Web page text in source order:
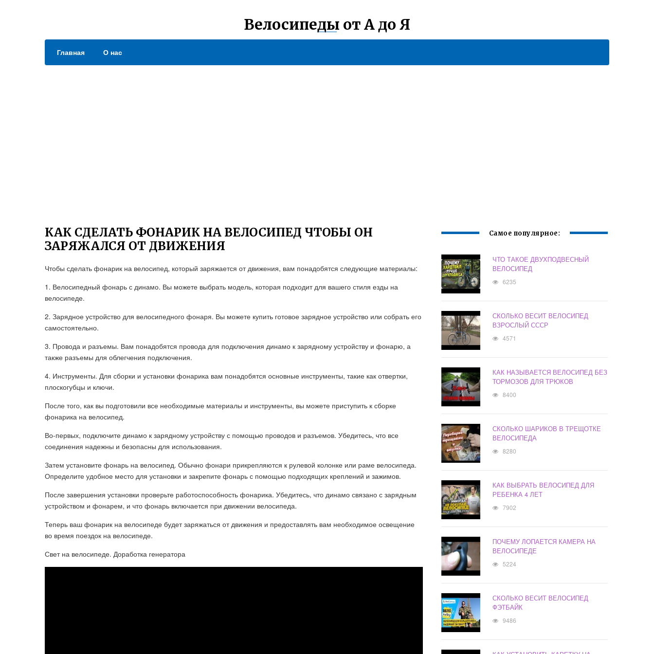
Велосипеды от А до Я
Главная О нас
КАК СДЕЛАТЬ ФОНАРИК НА ВЕЛОСИПЕД ЧТОБЫ ОН
ЗАРЯЖАЛСЯ ОТ ДВИЖЕНИЯ
Чтобы сделать фонарик на велосипед, который заряжается от движения, вам понадобятся следующие материалы:
1. Велосипедный фонарь с динамо. Вы можете выбрать модель, которая подходит для вашего стиля езды на
велосипеде.
2. Зарядное устройство для велосипедного фонаря. Вы можете купить готовое зарядное устройство или собрать его
самостоятельно.
3. Провода и разъемы. Вам понадобятся провода для подключения динамо к зарядному устройству и фонарю, а
также разъемы для облегчения подключения.
4. Инструменты. Для сборки и установки фонарика вам понадобятся основные инструменты, такие как отвертки,
плоскогубцы и ключи.
После того, как вы подготовили все необходимые материалы и инструменты, вы можете приступить к сборке
фонарика на велосипед.
Во-первых, подключите динамо к зарядному устройству с помощью проводов и разъемов. Убедитесь, что все
соединения надежны и безопасны для использования.
Затем установите фонарь на велосипед. Обычно фонари прикрепляются к рулевой колонке или раме велосипеда.
Определите удобное место для установки и закрепите фонарь с помощью подходящих креплений и зажимов.
После завершения установки проверьте работоспособность фонарика. Убедитесь, что динамо связано с зарядным
устройством и фонарем, и что фонарь включается при движении велосипеда.
Теперь ваш фонарик на велосипеде будет заряжаться от движения и предоставлять вам необходимое освещение
во время поездок на велосипеде.
Свет на велосипеде. Доработка генератора
Самое популярное:
ЧТО ТАКОЕ ДВУХПОДВЕСНЫЙ
ВЕЛОСИПЕД
6235
СКОЛЬКО ВЕСИТ ВЕЛОСИПЕД
ВЗРОСЛЫЙ СССР
4571
КАК НАЗЫВАЕТСЯ ВЕЛОСИПЕД БЕЗ
ТОРМОЗОВ ДЛЯ ТРЮКОВ
8400
СКОЛЬКО ШАРИКОВ В ТРЕЩОТКЕ
ВЕЛОСИПЕДА
8280
КАК ВЫБРАТЬ ВЕЛОСИПЕД ДЛЯ
РЕБЕНКА 4 ЛЕТ
7902
ПОЧЕМУ ЛОПАЕТСЯ КАМЕРА НА
ВЕЛОСИПЕДЕ
5224
СКОЛЬКО ВЕСИТ ВЕЛОСИПЕД
ФЭТБАЙК
9486